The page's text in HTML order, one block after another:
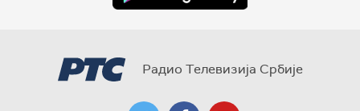
Радио Телевизија Србије